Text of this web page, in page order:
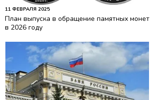
11 ФЕВРАЛЯ 2025
План выпуска в обращение памятных монет
в 2026 году